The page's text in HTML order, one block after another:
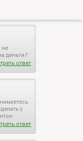
не
деньги?
ответ
у
ответ